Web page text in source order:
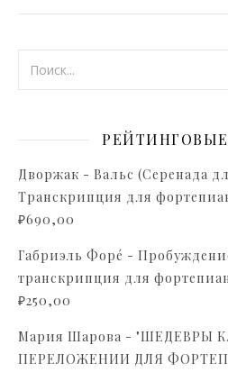
Дворжак - Вальс (Серенада
Транскрипция для
₽690,00
Габриэль Форé -
транскрипция для
₽250,00
Мария Шарова - "ШЕДЕВРЫ
ПЕРЕЛОЖЕНИИ ДЛЯ